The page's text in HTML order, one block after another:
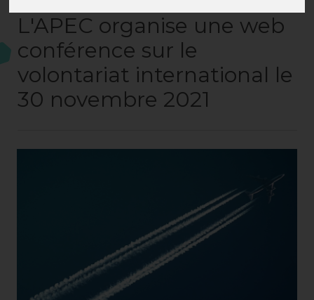
L'APEC organise une web
conférence sur le
volontariat international le
30 novembre 2021